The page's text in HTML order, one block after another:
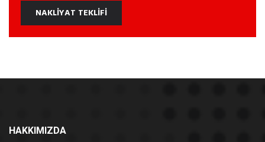
NAKLİYAT TEKLİFİ
HAKKIMIZDA